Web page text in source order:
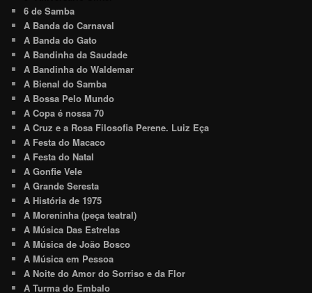
6 de Samba
A Banda do Carnaval
A Banda do Gato
A Bandinha da Saudade
A Bandinha do Waldemar
A Bienal do Samba
A Bossa Pelo Mundo
A Copa é nossa 70
A Cruz e a Rosa Filosofia Perene. Luiz Eça
A Festa do Macaco
A Festa do Natal
A Gonfie Vele
A Grande Seresta
A História de 1975
A Moreninha (peça teatral)
A Música Das Estrelas
A Música de João Bosco
A Música em Pessoa
A Noite do Amor do Sorriso e da Flor
A Turma do Embalo